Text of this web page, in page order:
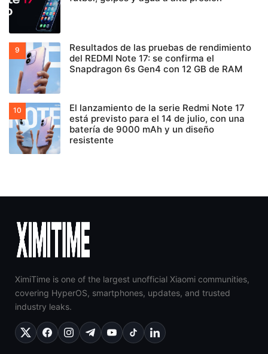
Resultados de las pruebas de rendimiento
del REDMI Note 17: se confirma el
Snapdragon 6s Gen4 con 12 GB de RAM
El lanzamiento de la serie Redmi Note 17
está previsto para el 14 de julio, con una
batería de 9000 mAh y un diseño
resistente
XimiTime is one of the largest unofficial Xiaomi communities,
covering HyperOS, smartphones, updates, and trusted
industry leaks.